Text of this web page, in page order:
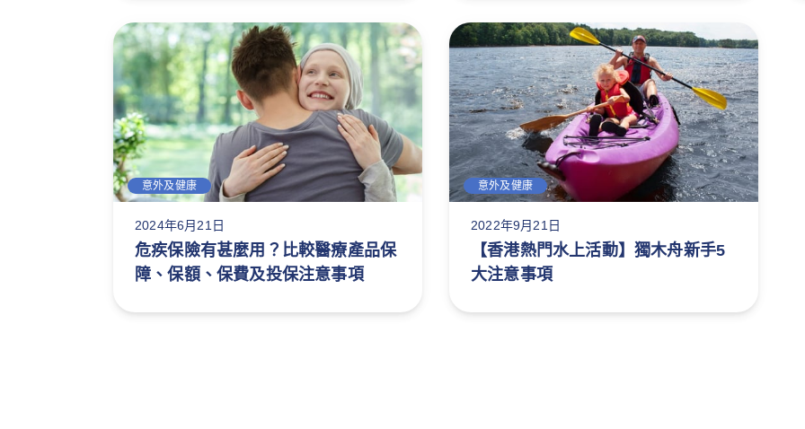
意外及健康
2024年6月21日
危疾保險有甚麼用？比較醫療產品保
障、保額、保費及投保注意事項
意外及健康
2022年9月21日
【香港熱門水上活動】獨木舟新手5
大注意事項